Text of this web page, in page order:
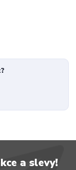
a slevy!